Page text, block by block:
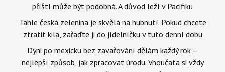
příští může být podobná. A důvod leží v Pacifiku
Tahle česká zelenina je skvělá na hubnutí. Pokud chcete
ztratit kila, zařaďte ji do jídelníčku v tuto denní dobu
Dýni po mexicku bez zavařování dělám každý rok –
nejlepší způsob, jak zpracovat úrodu. Vnoučata si vždy